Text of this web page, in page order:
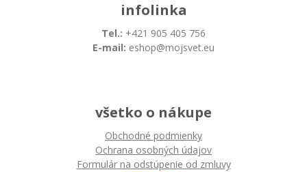
infolinka
Tel.: +421 905 405 756
E-mail: eshop@mojsvet.eu
všetko o nákupe
Obchodné podmienky
Ochrana osobných údajov
Formulár na odstúpenie od zmluvy